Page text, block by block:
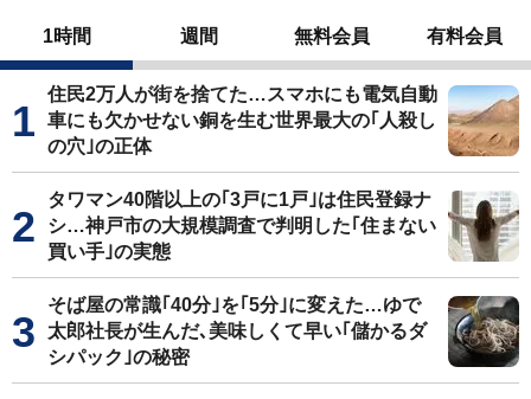
1時間 週間 無料会員 有料会員
住民2万人が街を捨てた…スマホにも電気自動
車にも欠かせない銅を生む世界最大の｢人殺し
の穴｣の正体
タワマン40階以上の｢3戸に1戸｣は住民登録ナ
シ…神戸市の大規模調査で判明した｢住まない
買い手｣の実態
そば屋の常識｢40分｣を｢5分｣に変えた…ゆで
太郎社長が生んだ､美味しくて早い｢儲かるダ
シパック｣の秘密